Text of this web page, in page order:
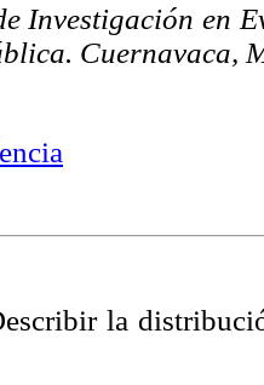
Investigación en
Cuernavaca,
la